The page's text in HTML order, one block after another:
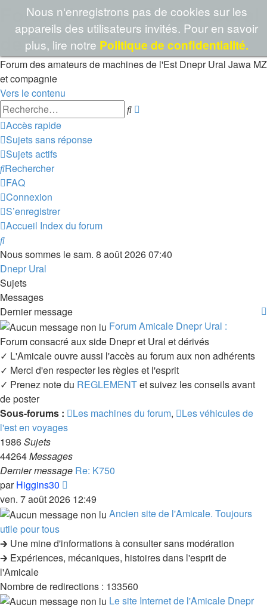
Nous n‘enregistrons pas de cookies sur les
appareils des utilisateurs invités. Pour en savoir
plus, lire notre Politique de confidentialité.
Forum Amicale Dniepr Oural
de France
Forum des amateurs de machines de l'Est Dnepr Ural Jawa MZ
et compagnie
Vers le contenu
Rechercher
Accès rapide
Sujets sans réponse
Sujets actifs
Rechercher
FAQ
Connexion
S’enregistrer
Accueil Index du forum
Rechercher
Nous sommes le sam. 8 août 2026 07:40
Dnepr Ural
Sujets
Messages
Dernier message
Forum Amicale Dnepr Ural :
Forum consacré aux side Dnepr et Ural et dérivés
✓ L'Amicale ouvre aussi l'accès au forum aux non adhérents
✓ Merci d'en respecter les règles et l'esprit
✓ Prenez note du REGLEMENTet suivez les conseils avant
de poster
Sous-forums :
Les machines du forum,
Les véhicules de
l'est en voyages
1986Sujets
44264Messages
Dernier message Re: K750
parHiggins30
le
dernier
ven. 7 août 2026 12:49
Ancien site de l'Amicale. Toujours
utile pour tous
🡲 Une mine d'informations à consulter sans modération
🡲 Expériences, mécaniques, histoires dans l'esprit de
l'Amicale
Nombre de redirections : 133560
Le site Internet de l'Amicale Dnepr